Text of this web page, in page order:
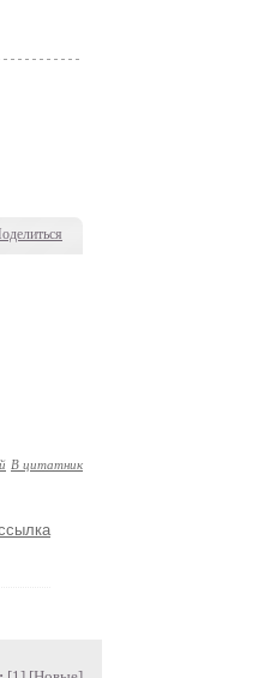
В цитатник